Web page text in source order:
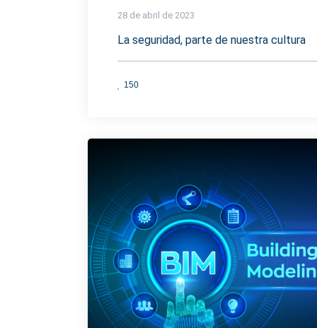
28 de abril de 2023
La seguridad, parte de nuestra cultura
150